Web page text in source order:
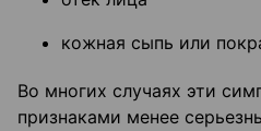
кожная сыпь или
Во многих случаях эти
признаками менее